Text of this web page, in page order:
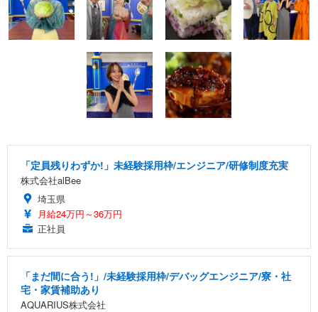
「定員残りわずか!」未経験採用枠/エンジニア/研修制度充実
株式会社alBee
埼玉県
月給24万円～36万円
正社員
「まだ間に合う!」/未経験採用枠/デバッグエンジニア/寮・社
宅・家賃補助あり
AQUARIUS株式会社